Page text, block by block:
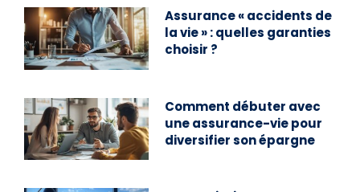
Assurance « accidents de
la vie » : quelles garanties
choisir ?
Comment débuter avec
une assurance-vie pour
diversifier son épargne